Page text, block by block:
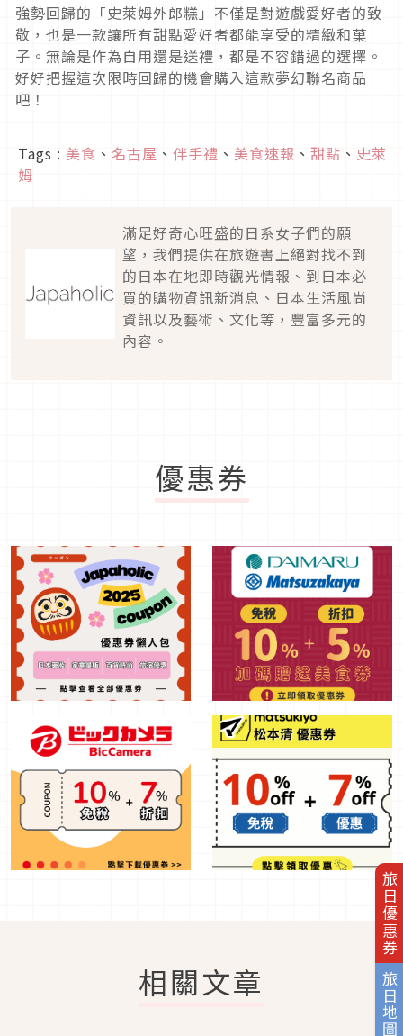
旅日優惠券
旅日地圖
強勢回歸的「史萊姆外郎糕」不僅是對遊戲愛好者的致
敬，也是一款讓所有甜點愛好者都能享受的精緻和菓
子。無論是作為自用還是送禮，都是不容錯過的選擇。
好好把握這次限時回歸的機會購入這款夢幻聯名商品
吧！
Tags : 美食 、 名古屋 、 伴手禮 、 美食速報 、 甜點 、 史萊
姆
滿足好奇心旺盛的日系女子們的願
望，我們提供在旅遊書上絕對找不到
的日本在地即時觀光情報、到日本必
買的購物資訊新消息、日本生活風尚
資訊以及藝術、文化等，豐富多元的
內容。
優惠券
相關文章